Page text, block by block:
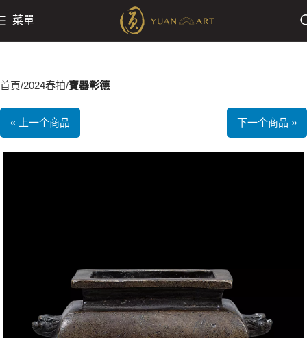
菜單
首頁 2024春拍 寶器彰德
« 上一个商品 下一个商品 »